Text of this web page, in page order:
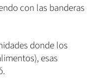
con las banderas
donde los
esas